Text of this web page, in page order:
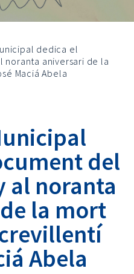
dedica el
noranta aniversari de la
Maciá Abela
del
al noranta
la mort
Abela